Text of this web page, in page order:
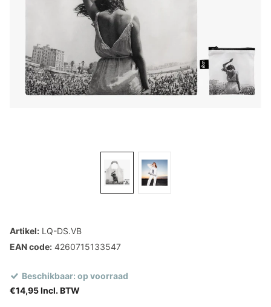
Artikel: LQ-DS.VB
EAN code: 4260715133547
Beschikbaar: op voorraad
€14,95 Incl. BTW